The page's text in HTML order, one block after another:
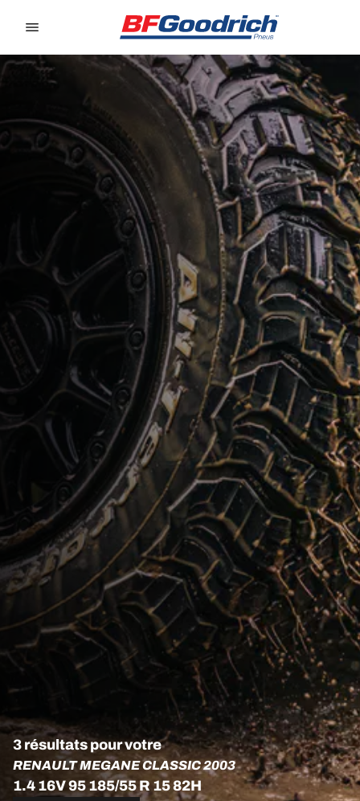
3 résultats pour votre
RENAULT MEGANE CLASSIC 2003
1.4 16V 95 185/55 R 15 82H